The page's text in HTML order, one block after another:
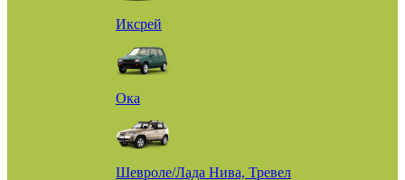
Иксрей
Ока
Шевроле/Лада Нива, Тревел